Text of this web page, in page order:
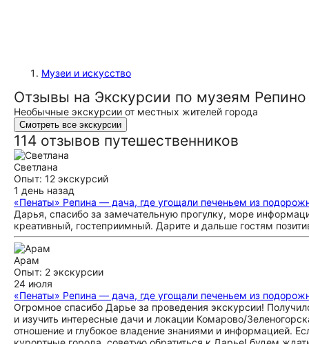
Музеи и искусство
Отзывы на Экскурсии по музеям Репино
Необычные экскурсии от местных жителей города
Смотреть все экскурсии
114 отзывов путешественников
Светлана
Опыт: 12 экскурсий
1 день назад
«Пенаты» Репина — дача, где угощали печеньем из
Дарья, спасибо за замечательную прогулку, море
креативный, гостеприимный. Дарите и дальше гостям
Арам
Опыт: 2 экскурсии
24 июля
«Пенаты» Репина — дача, где угощали печеньем из
Огромное спасибо Дарье за проведения экскурсии!
и изучить интересные дачи и локации Комарово/
отношение и глубокое владение знаниями и информацией.